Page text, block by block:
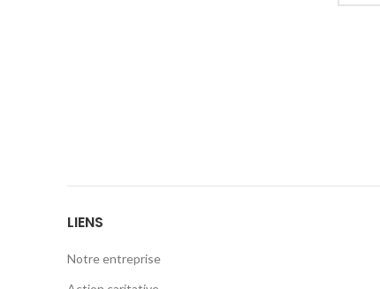
LIENS
Notre entreprise